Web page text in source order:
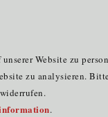
Website zu
zu analysieren.